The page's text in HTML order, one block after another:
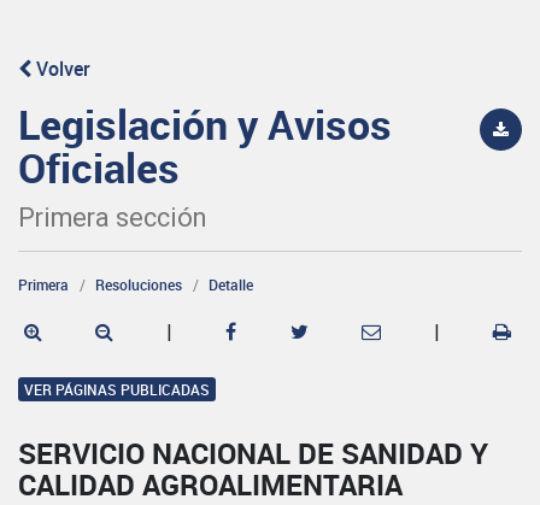
Volver
Legislación y Avisos
Oficiales
Primera sección
Primera Resoluciones Detalle
| |
VER PÁGINAS PUBLICADAS
SERVICIO NACIONAL DE SANIDAD Y
CALIDAD AGROALIMENTARIA